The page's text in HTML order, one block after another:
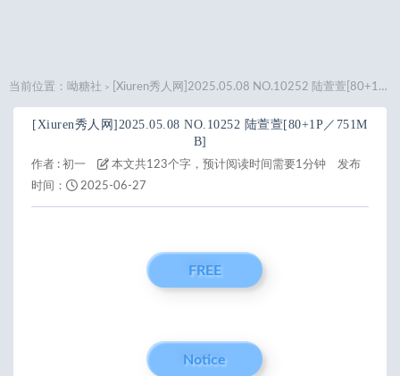
当前位置： 呦糖社 > [Xiuren秀人网]2025.05.08 NO.10252 陆萱萱[80+1P／751MB]
[Xiuren秀人网]2025.05.08 NO.10252 陆萱萱[80+1P／751M
B]
作者 : 初一 本文共123个字，预计阅读时间需要1分钟
发布
时间：
2025-06-27
FREE
Notice